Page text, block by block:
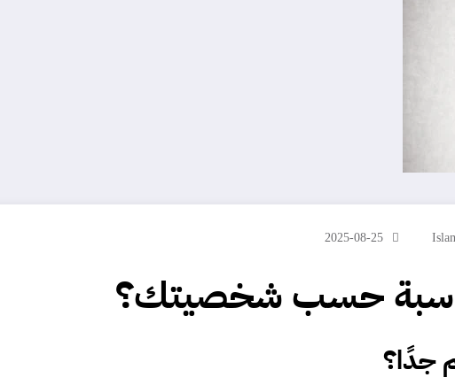
2025-08-25
حسب شخصيتك؟
جدًا؟